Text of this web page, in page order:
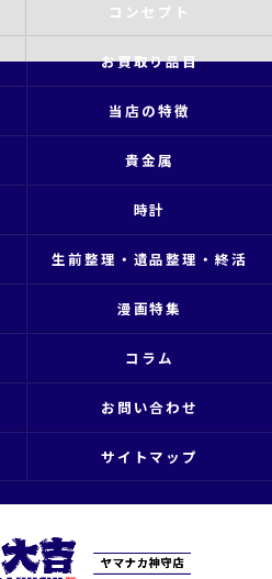
コンセプト
お買取り品目
当店の特徴
貴金属
時計
生前整理・遺品整理・終活
漫画特集
コラム
お問い合わせ
サイトマップ